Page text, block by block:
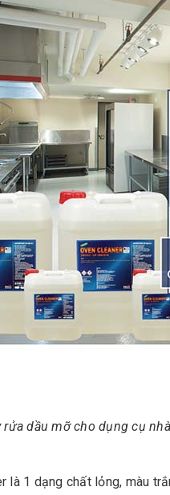
rửa dầu mỡ cho dụng cụ
là 1 dạng chất lỏng, màu